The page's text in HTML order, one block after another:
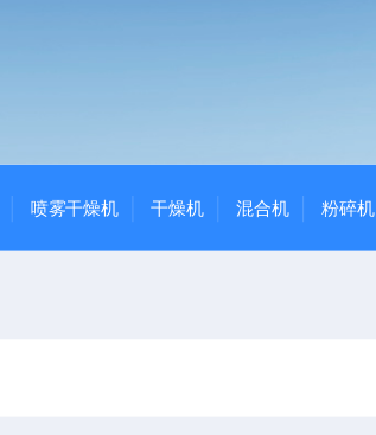
喷雾干燥机 干燥机 混合机 粉碎机